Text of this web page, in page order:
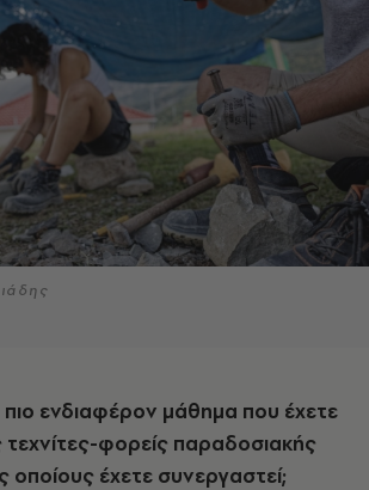
φορείς παραδοσιακής
έχετε συνεργαστεί;